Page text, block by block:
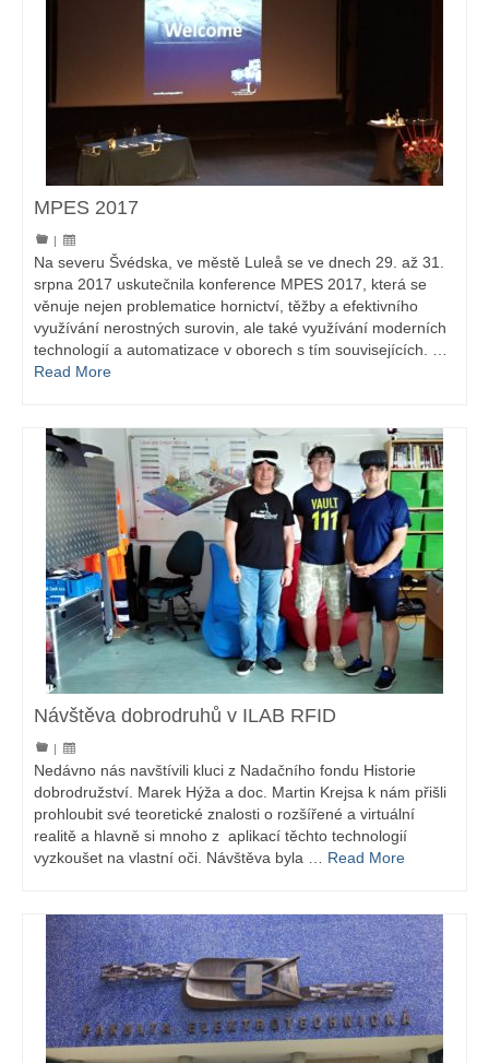
MPES 2017
|
Na severu Švédska, ve městě Luleå se ve dnech 29. až 31.
srpna 2017 uskutečnila konference MPES 2017, která se
věnuje nejen problematice hornictví, těžby a efektivního
využívání nerostných surovin, ale také využívání moderních
technologií a automatizace v oborech s tím souvisejících. …
Read More
Návštěva dobrodruhů v ILAB RFID
|
Nedávno nás navštívili kluci z Nadačního fondu Historie
dobrodružství. Marek Hýža a doc. Martin Krejsa k nám přišli
prohloubit své teoretické znalosti o rozšířené a virtuální
realitě a hlavně si mnoho z aplikací těchto technologií
vyzkoušet na vlastní oči. Návštěva byla … Read More